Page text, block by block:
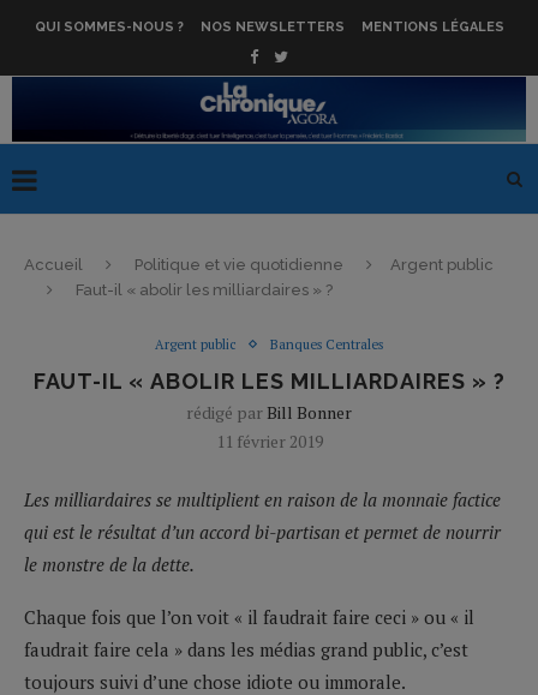
QUI SOMMES-NOUS ? NOS NEWSLETTERS MENTIONS LÉGALES
Accueil Politique et vie quotidienne
Argent public
Faut-il « abolir les milliardaires » ?
Argent public Banques Centrales
FAUT-IL « ABOLIR LES MILLIARDAIRES » ?
rédigé par Bill Bonner
11 février 2019
Les milliardaires se multiplient en raison de la monnaie factice
qui est le résultat d’un accord bi-partisan et permet de nourrir
le monstre de la dette.
Chaque fois que l’on voit « il faudrait faire ceci » ou « il
faudrait faire cela » dans les médias grand public, c’est
toujours suivi d’une chose idiote ou immorale.